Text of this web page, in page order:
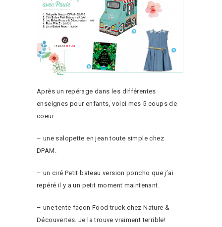
Après un repérage dans les différentes
enseignes pour enfants, voici mes 5 coups de
coeur :
– une salopette en jean toute simple chez
DPAM.
– un ciré Petit bateau version poncho que j’ai
repéré il y a un petit moment maintenant.
– une tente façon Food truck chez Nature &
Découvertes. Je la trouve vraiment terrible!